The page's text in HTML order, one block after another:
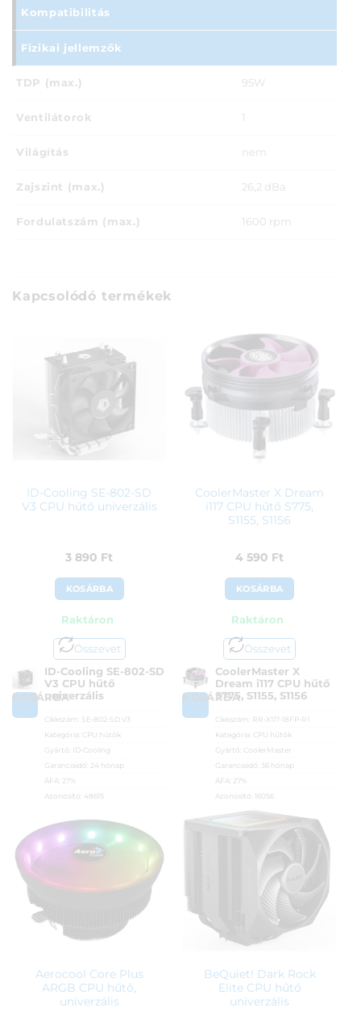
Kompatibilitás
Fizikai jellemzők
TDP (max.) 95W
Ventilátorok 1
Világítás nem
Zajszint (max.) 26,2 dBa
Fordulatszám (max.) 1600 rpm
Kapcsolódó termékek
ID-Cooling SE-802-SD
V3 CPU hűtő univerzális
3 890 Ft
KOSÁRBA
Raktáron
Összevet
KOSÁRBA
ID-Cooling SE-802-SD
V3 CPU hűtő
univerzális
Cikkszám: SE-802-SD V3
Kategória: CPU hűtők
Gyártó:
ID-Cooling
Garanciaidő: 24 hónap
ÁFA: 27%
Azonosító: 48615
3 890Ft
CoolerMaster X Dream
i117 CPU hűtő S775,
S1155, S1156
4 590 Ft
KOSÁRBA
Raktáron
Összevet
KOSÁRBA
CoolerMaster X
Dream i117 CPU hűtő
S775, S1155, S1156
Cikkszám: RR-X117-18FP-R1
Kategória: CPU hűtők
Gyártó: CoolerMaster
Garanciaidő: 36 hónap
ÁFA: 27%
Azonosító:
16056
4 590
Aerocool Core Plus
ARGB CPU hűtő,
univerzális
BeQuiet! Dark Rock
Elite CPU hűtő
univerzális